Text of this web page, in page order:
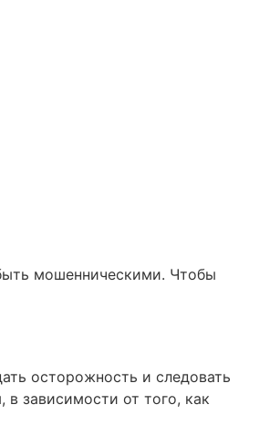
мошенническими. Чтобы
осторожность и следовать
зависимости от того, как